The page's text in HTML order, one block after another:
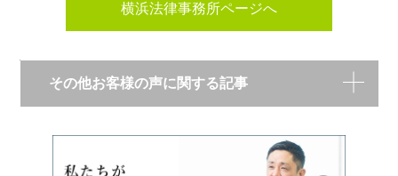
横浜法律事務所ページへ
その他お客様の声に関する記事